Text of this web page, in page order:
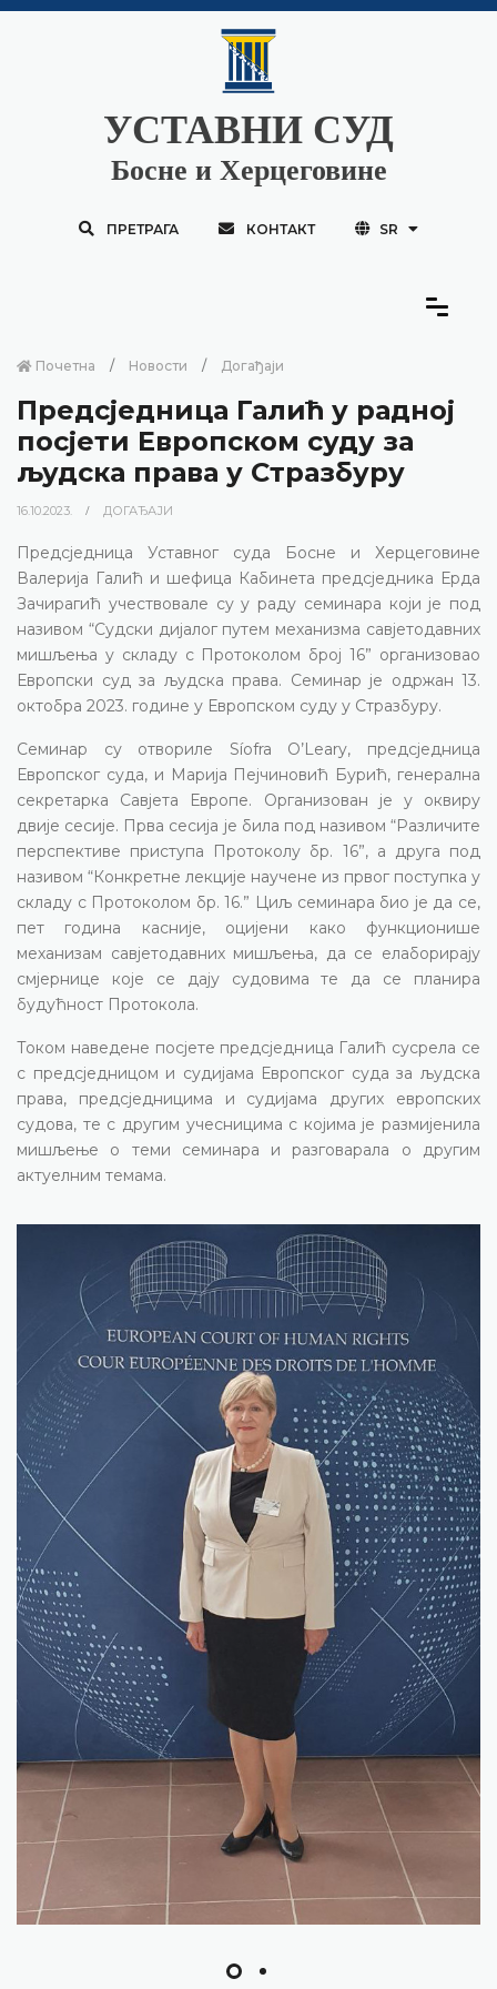
УСТАВНИ СУД
Босне и Херцеговине
ПРЕТРАГА КОНТАКТ SR
Почетна Новости Догађаји
Предсједница Галић у радној
посјети Европском суду за
људска права у Стразбуру
16.10.2023. ДОГАЂАЈИ
Предсједница Уставног суда Босне и Херцеговине
Валерија Галић и шефица Кабинета предсједника Ерда
Зачирагић учествовале су у раду семинара који је под
називом “Судски дијалог путем механизма савјетодавних
мишљења у складу с Протоколом број 16” организовао
Европски суд за људска права. Семинар је одржан 13.
октобра 2023. године у Европском суду у Стразбуру.
Семинар су отвориле Síofra O’Leary, предсједница
Европског суда, и Марија Пејчиновић Бурић, генералнa
секретарка Савјета Европе. Организован је у оквиру
двије сесије. Прва сесија је била под називом “Различите
перспективе приступа Протоколу бр. 16”, а друга под
називом “Конкретне лекције научене из првог поступка у
складу с Протоколом бр. 16.” Циљ семинара био је да се,
пет година касније, оцијени како функционише
механизам савјетодавних мишљења, да се елаборирају
смјернице које се дају судовима те да се планира
будућност Протокола.
Током наведене посјете предсједница Галић сусрела се
с предсједницом и судијама Европског суда за људска
права, предсједницима и судијама других европских
судова, те с другим учесницима с којима је размијенила
мишљење о теми семинара и разговарала о другим
актуелним темама.